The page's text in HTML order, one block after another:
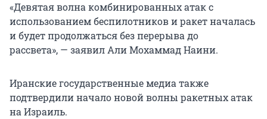
«Девятая волна комбинированных атак с
использованием беспилотников и ракет началась
и будет продолжаться без перерыва до
рассвета», — заявил Али Мохаммад Наини.
Иранские государственные медиа также
подтвердили начало новой волны ракетных атак
на Израиль.